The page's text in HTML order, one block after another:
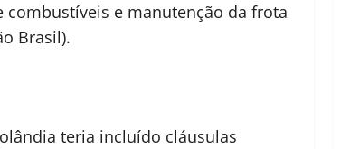
e manutenção da frota
Brasil).
teria incluído cláusulas